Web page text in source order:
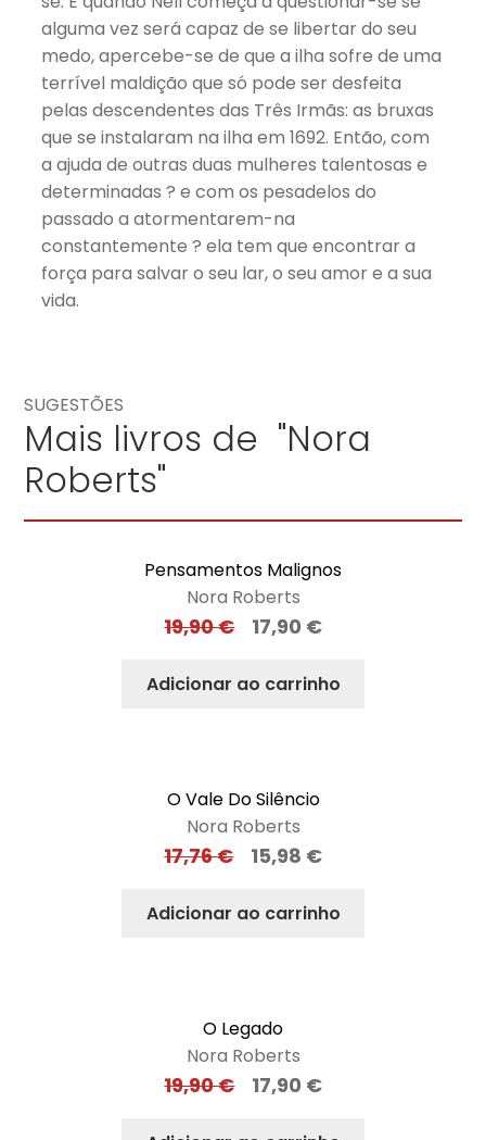
alguma vez será capaz de se libertar do seu
medo, apercebe-se de que a ilha sofre de uma
terrível maldição que só pode ser desfeita
pelas descendentes das Três Irmãs: as bruxas
que se instalaram na ilha em 1692. Então, com
a ajuda de outras duas mulheres talentosas e
determinadas ? e com os pesadelos do
passado a atormentarem-na
constantemente ? ela tem que encontrar a
força para salvar o seu lar, o seu amor e a sua
vida.
SUGESTÕES
Mais livros de "Nora
Roberts"
Pensamentos Malignos
Nora Roberts
19,90€ 17,90 €
Adicionar ao carrinho
O Vale Do Silêncio
Nora Roberts
17,76€ 15,98 €
Adicionar ao carrinho
O Legado
Nora Roberts
19,90€ 17,90 €